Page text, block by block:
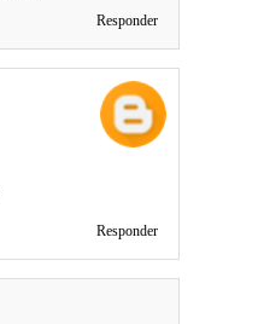
Responder
Responder